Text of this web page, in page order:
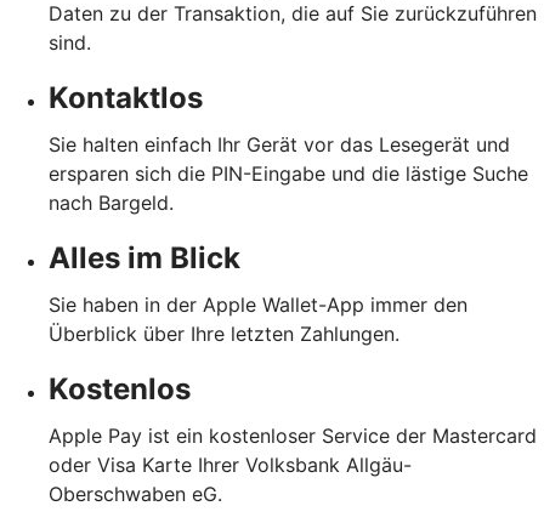
Daten zu der Transaktion, die auf Sie zurückzuführen
sind.
Kontaktlos
Sie halten einfach Ihr Gerät vor das Lesegerät und
ersparen sich die PIN-Eingabe und die lästige Suche
nach Bargeld.
Alles im Blick
Sie haben in der Apple Wallet-App immer den
Überblick über Ihre letzten Zahlungen.
Kostenlos
Apple Pay ist ein kostenloser Service der Mastercard
oder Visa Karte Ihrer Volksbank Allgäu-
Oberschwaben eG.